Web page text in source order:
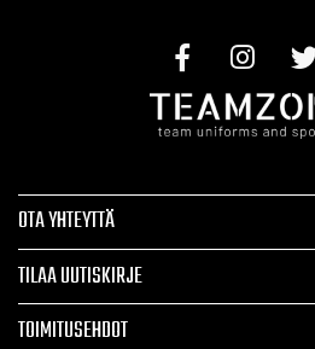
OTA YHTEYTTÄ
TILAA UUTISKIRJE
TOIMITUSEHDOT